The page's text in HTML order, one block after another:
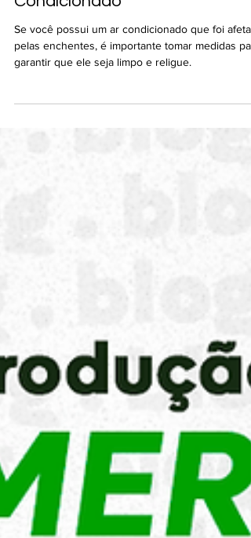
Condicionado
Se você possui um ar condicionado que foi
pelas enchentes, é importante tomar medidas